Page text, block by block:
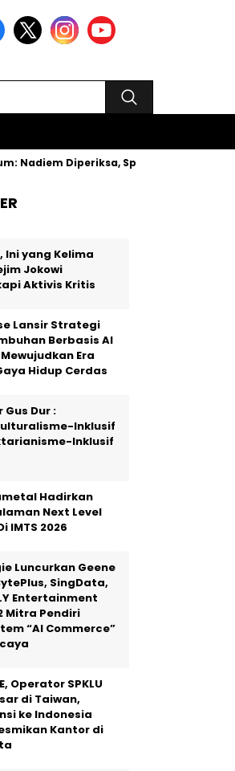
Nadiem Diperiksa, Spesifikasi Laptop
Ini yang Kelima
Jokowi
Aktivis Kritis
Lansir Strategi
Berbasis AI
Era
Hidup Cerdas
Gus Dur :
Inklusif
Inklusif
Hadirkan
Next Level
IMTS 2026
Luncurkan Geene
SingData,
Entertainment
Mitra Pendiri
“AI Commerce”
Operator SPKLU
di Taiwan,
ke Indonesia
Kantor di